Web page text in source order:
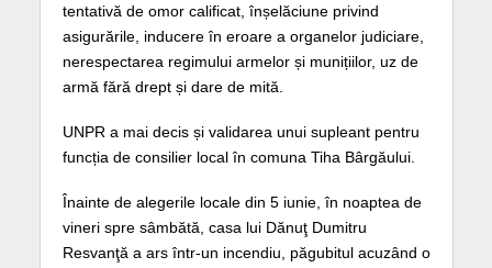
tentativă de omor calificat, înșelăciune privind
asigurările, inducere în eroare a organelor judiciare,
nerespectarea regimului armelor și munițiilor, uz de
armă fără drept și dare de mită.
UNPR a mai decis și validarea unui supleant pentru
funcția de consilier local în comuna Tiha Bârgăului.
Înainte de alegerile locale din 5 iunie, în noaptea de
vineri spre sâmbătă, casa lui Dănuţ Dumitru
Resvanţă a ars într-un incendiu, păgubitul acuzând o